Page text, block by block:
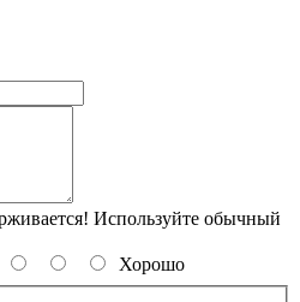
Используйте обычный
Хорошо